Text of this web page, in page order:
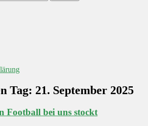
Tag: 21. September 2025
Football bei uns stockt